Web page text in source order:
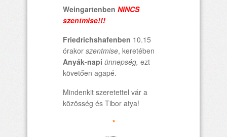
Weingartenben NINCS
szentmise!!!
Friedrichshafenben 10.15
órakor szentmise, keretében
Anyák-napi ünnepség, ezt
követően agapé.
Mindenkit szeretettel vár a
közösség és Tibor atya!
*